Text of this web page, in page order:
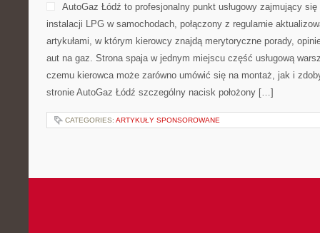
AutoGaz Łódź to profesjonalny punkt usługowy zajmujący
instalacji LPG w samochodach, połączony z regularnie
artykułami, w którym kierowcy znajdą merytoryczne porady,
aut na gaz. Strona spaja w jednym miejscu część usługową
czemu kierowca może zarówno umówić się na montaż, jak i
stronie AutoGaz Łódź szczególny nacisk położony […]
CATEGORIES: ARTYKUŁY SPONSOROWANE